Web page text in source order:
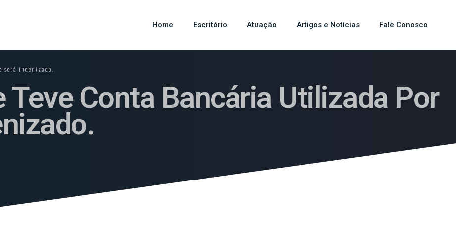
Home Escritório Atuação Artigos e Notícias Fale Conosco
será indenizado.
Teve Conta Bancária Utilizada Por